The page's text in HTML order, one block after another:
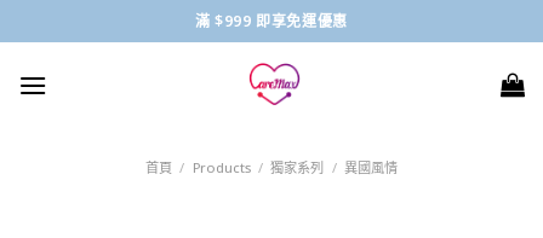
to
content
滿 $999 即享免運優惠
首頁 / Products / 獨家系列 / 異國風情